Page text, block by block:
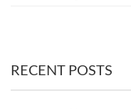
RECENT POSTS